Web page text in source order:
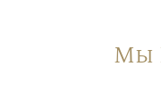
Мы